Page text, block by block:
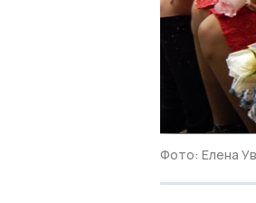
Фото: Елена